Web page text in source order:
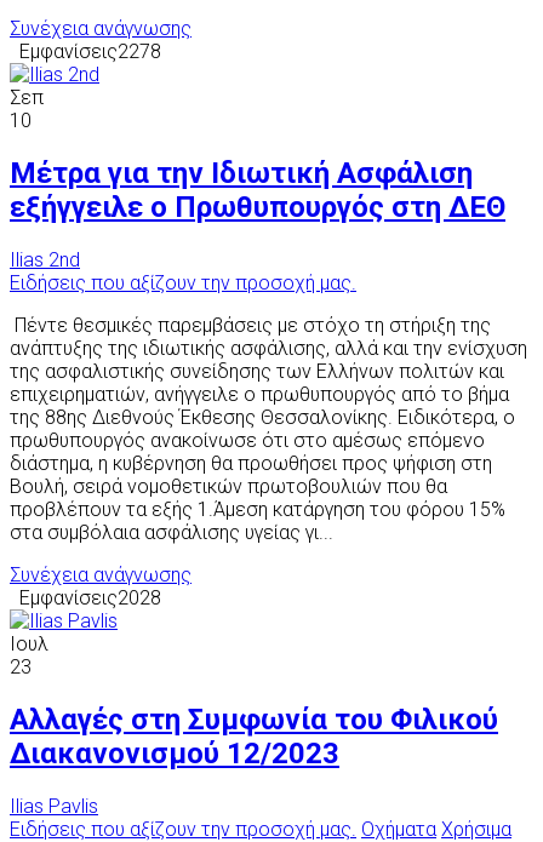
Συνέχεια ανάγνωσης
Εμφανίσεις2278
Σεπ
10
Μέτρα για την Ιδιωτική Ασφάλιση
εξήγγειλε ο Πρωθυπουργός στη ΔΕΘ
Ilias 2nd
Ειδήσεις που αξίζουν την προσοχή μας.
Πέντε θεσμικές παρεμβάσεις με στόχο τη στήριξη της
ανάπτυξης της ιδιωτικής ασφάλισης, αλλά και την ενίσχυση
της ασφαλιστικής συνείδησης των Ελλήνων πολιτών και
επιχειρηματιών, ανήγγειλε ο πρωθυπουργός από το βήμα
της 88ης Διεθνούς Έκθεσης Θεσσαλονίκης. Ειδικότερα, ο
πρωθυπουργός ανακοίνωσε ότι στο αμέσως επόμενο
διάστημα, η κυβέρνηση θα προωθήσει προς ψήφιση στη
Βουλή, σειρά νομοθετικών πρωτοβουλιών που θα
προβλέπουν τα εξής 1.Άμεση κατάργηση του φόρου 15%
στα συμβόλαια ασφάλισης υγείας γι...
Συνέχεια ανάγνωσης
Εμφανίσεις2028
Ιουλ
23
Αλλαγές στη Συμφωνία του Φιλικού
Διακανονισμού 12/2023
Ilias Pavlis
Ειδήσεις που αξίζουν την προσοχή μας. Οχήματα Χρήσιμα